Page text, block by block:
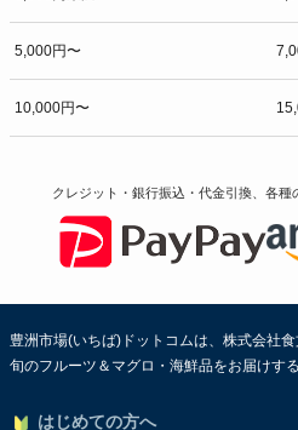
5,000円〜
10,000円〜
クレジット・銀行振込・代金引換、各種
豊洲市場(いちば)ドットコムは、株式会社
旬のフルーツ＆マグロ・海鮮品をお届けす
はじめての方へ